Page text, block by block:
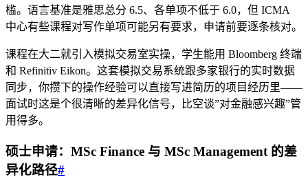
槛。语言基准是雅思总分 6.5、各单项不低于 6.0，但 ICMA
中心有些课程对写作单项可能另有要求，申请前要逐条核对。
课程在大二就引入模拟交易室实操，学生能用 Bloomberg 终端
和 Refinitiv Eikon。这套模拟交易系统跟多家银行的实时数据
同步，你攒下的操作经验可以直接写进简历的项目经历里——
面试时这是个很清晰的差异化信号，比空谈”对金融感兴趣”管
用得多。
硕士申请：MSc Finance 与 MSc Management 的差
异化路径#